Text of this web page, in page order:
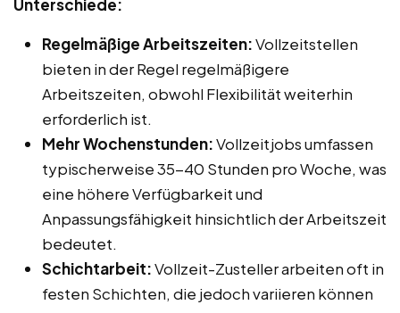
Unterschiede:
Regelmäßige Arbeitszeiten:Vollzeitstellen
bieten in der Regel regelmäßigere
Arbeitszeiten, obwohl Flexibilität weiterhin
erforderlich ist.
Mehr Wochenstunden:Vollzeitjobs umfassen
typischerweise 35-40 Stunden pro Woche, was
eine höhere Verfügbarkeit und
Anpassungsfähigkeit hinsichtlich der Arbeitszeit
bedeutet.
Schichtarbeit:Vollzeit-Zusteller arbeiten oft in
festen Schichten, die jedoch variieren können